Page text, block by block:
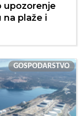
upozorenje
plaže i
GOSPODARSTVO